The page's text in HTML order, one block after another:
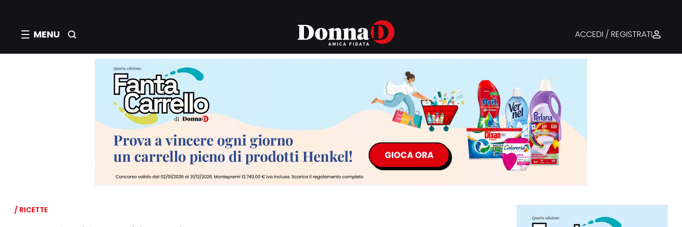
MENU ACCEDI / REGISTRATI
/ RICETTE